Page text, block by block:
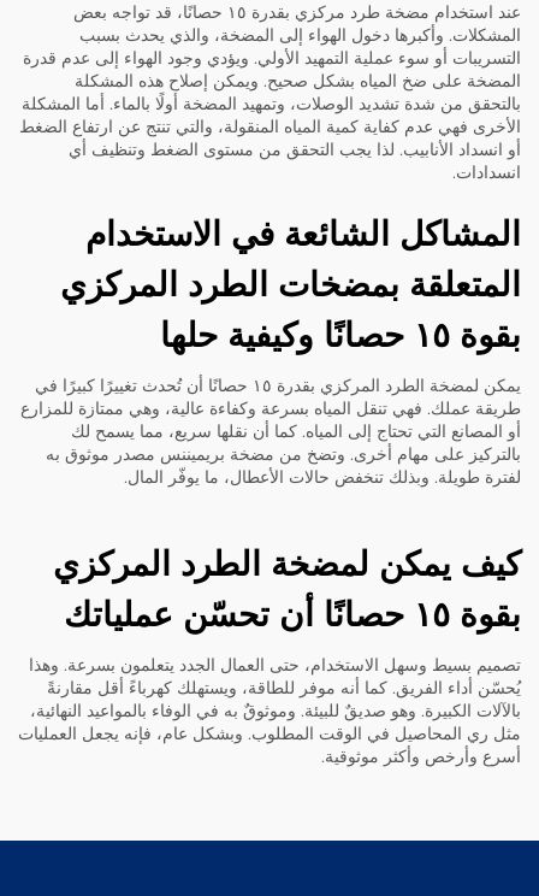
عند استخدام مضخة طرد مركزي بقدرة ١٥ حصانًا، قد تواجه بعض
المشكلات. وأكبرها دخول الهواء إلى المضخة، والذي يحدث بسبب
التسريبات أو سوء عملية التمهيد الأولي. ويؤدي وجود الهواء إلى عدم قدرة
المضخة على ضخ المياه بشكل صحيح. ويمكن إصلاح هذه المشكلة
بالتحقق من شدة تشديد الوصلات، وتمهيد المضخة أولًا بالماء. أما المشكلة
الأخرى فهي عدم كفاية كمية المياه المنقولة، والتي تنتج عن ارتفاع الضغط
أو انسداد الأنابيب. لذا يجب التحقق من مستوى الضغط وتنظيف أي
انسدادات.
المشاكل الشائعة في الاستخدام
المتعلقة بمضخات الطرد المركزي
بقوة ١٥ حصانًا وكيفية حلها
يمكن لمضخة الطرد المركزي بقدرة ١٥ حصانًا أن تُحدث تغييرًا كبيرًا في
طريقة عملك. فهي تنقل المياه بسرعة وكفاءة عالية، وهي ممتازة للمزارع
أو المصانع التي تحتاج إلى المياه. كما أن نقلها سريع، مما يسمح لك
بالتركيز على مهام أخرى. وتضخ من مضخة بريميننس مصدر موثوق به
لفترة طويلة. وبذلك تنخفض حالات الأعطال، ما يوفّر المال.
كيف يمكن لمضخة الطرد المركزي
بقوة ١٥ حصانًا أن تحسّن عملياتك
تصميم بسيط وسهل الاستخدام، حتى العمال الجدد يتعلمون بسرعة. وهذا
يُحسّن أداء الفريق. كما أنه موفر للطاقة، ويستهلك كهرباءً أقل مقارنةً
بالآلات الكبيرة. وهو صديقٌ للبيئة. وموثوقٌ به في الوفاء بالمواعيد النهائية،
مثل ري المحاصيل في الوقت المطلوب. وبشكل عام، فإنه يجعل العمليات
أسرع وأرخص وأكثر موثوقية.